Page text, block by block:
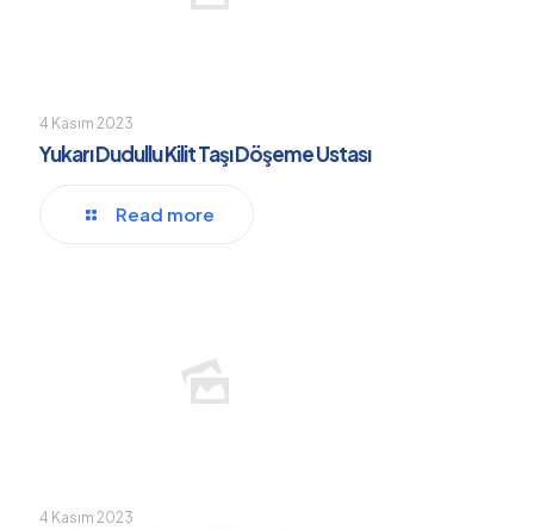
4 Kasım 2023
Yukarı Dudullu Kilit Taşı Döşeme Ustası
Read more
4 Kasım 2023